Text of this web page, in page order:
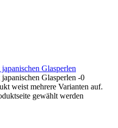
weist mehrere Varianten auf.
gewählt werden